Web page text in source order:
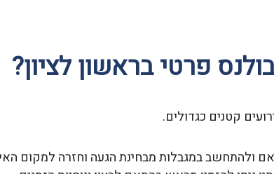
פרטי בראשון לציון?
קטנים כגדולים.
ולהתחשב במגבלות מבחינת הגעה וחזרה למקום